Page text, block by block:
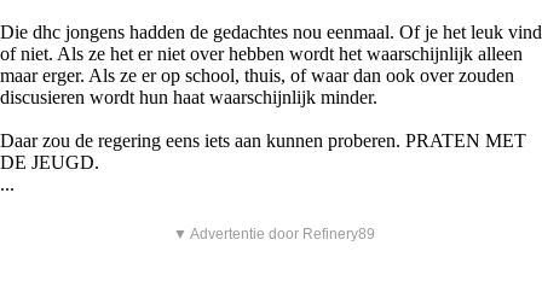
Die dhc jongens hadden de gedachtes nou eenmaal. Of je het leuk vind
of niet. Als ze het er niet over hebben wordt het waarschijnlijk alleen
maar erger. Als ze er op school, thuis, of waar dan ook over zouden
discusieren wordt hun haat waarschijnlijk minder.
Daar zou de regering eens iets aan kunnen proberen. PRATEN MET
DE JEUGD.
...
▼ Advertentie door Refinery89